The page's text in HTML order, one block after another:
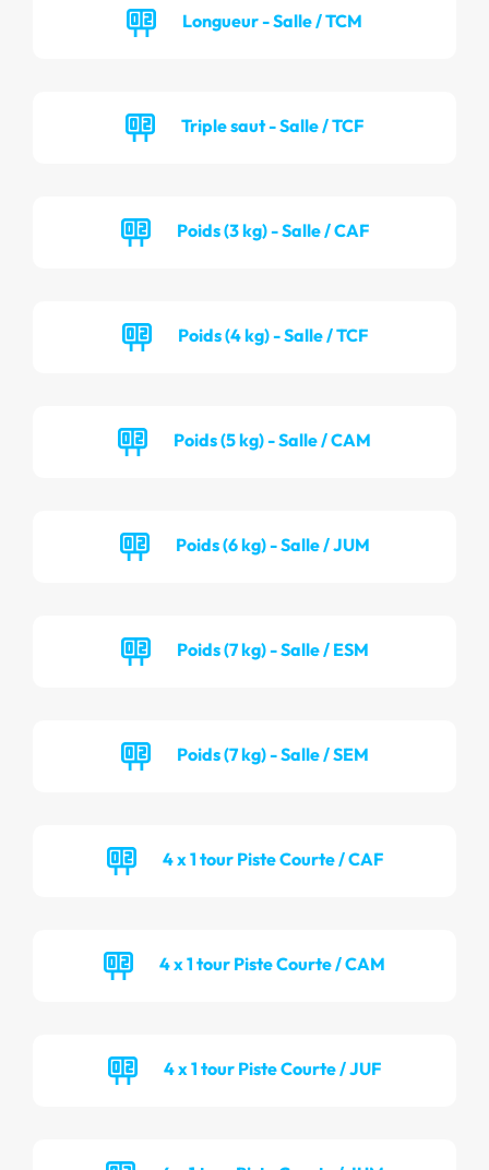
Longueur - Salle / TCM
Triple saut - Salle / TCF
Poids (3 kg) - Salle / CAF
Poids (4 kg) - Salle / TCF
Poids (5 kg) - Salle / CAM
Poids (6 kg) - Salle / JUM
Poids (7 kg) - Salle / ESM
Poids (7 kg) - Salle / SEM
4 x 1 tour Piste Courte / CAF
4 x 1 tour Piste Courte / CAM
4 x 1 tour Piste Courte / JUF